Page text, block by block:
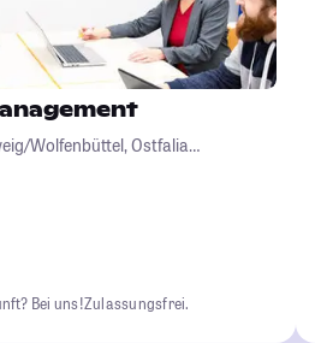
Wolfenbüttel, Ostfalia
Wissenschaften
Bei uns!Zulassungsfrei.